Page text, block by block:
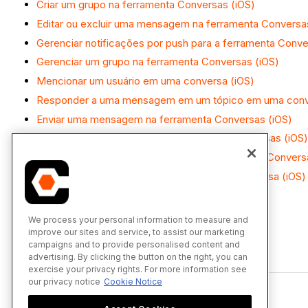
Criar um grupo na ferramenta Conversas (iOS)
Editar ou excluir uma mensagem na ferramenta
Gerenciar notificações por push para a ferramenta
Gerenciar um grupo na ferramenta Conversas (iOS)
Mencionar um usuário em uma conversa (iOS)
Responder a uma mensagem em um tópico em uma
Enviar uma mensagem na ferramenta Conversas (iOS)
Visualizar uma mensagem na ferramenta Conversas (iOS)
Visualizar confirmações de leitura na ferramenta
Visualizar respostas encadeadas em uma conversa (iOS)
We process your personal information to measure and
improve our sites and service, to assist our marketing
campaigns and to provide personalised content and
advertising. By clicking the button on the right, you can
exercise your privacy rights. For more information see
our privacy notice Cookie Notice